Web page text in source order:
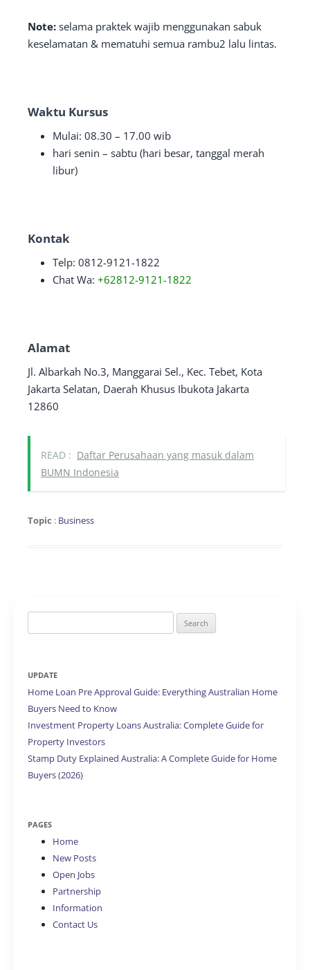
Note: selama praktek wajib menggunakan sabuk
keselamatan & mematuhi semua rambu2 lalu lintas.
Waktu Kursus
Mulai: 08.30 – 17.00 wib
hari senin – sabtu (hari besar, tanggal merah
libur)
Kontak
Telp: 0812-9121-1822
Chat Wa: +62812-9121-1822
Alamat
Jl. Albarkah No.3, Manggarai Sel., Kec. Tebet, Kota
Jakarta Selatan, Daerah Khusus Ibukota Jakarta
12860
READ : Daftar Perusahaan yang masuk dalam
BUMN Indonesia
Topic : Business
for:
UPDATE
Home Loan Pre Approval Guide: Everything Australian Home
Buyers Need to Know
Investment Property Loans Australia: Complete Guide for
Property Investors
Stamp Duty Explained Australia: A Complete Guide for Home
Buyers (2026)
PAGES
Home
New Posts
Open Jobs
Partnership
Information
Contact Us